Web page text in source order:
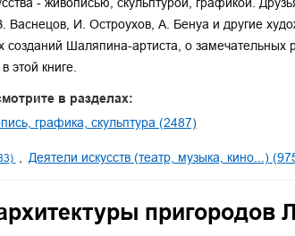
Васнецов, И. Остроухов, А. Бенуа и другие
Шаляпина-артиста, о замечательных
этой книге.
в разделах:
графика, скульптура (2487)
Деятели искусств (театр, музыка, кино...)
пригородов